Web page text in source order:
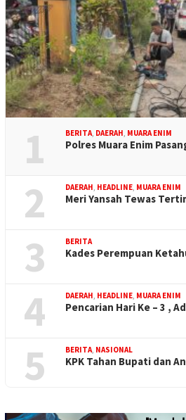
1 BERITA DAERAH MUARA ENIM
Polres Muara Enim
2 DAERAH HEADLINE MUARA ENIM
Meri Yansah Tewas
3 BERITA
Kades Perempuan
4 DAERAH HEADLINE MUARA ENIM
Pencarian Hari Ke – 3 ,
5 BERITA NASIONAL
KPK Tahan Bupati dan